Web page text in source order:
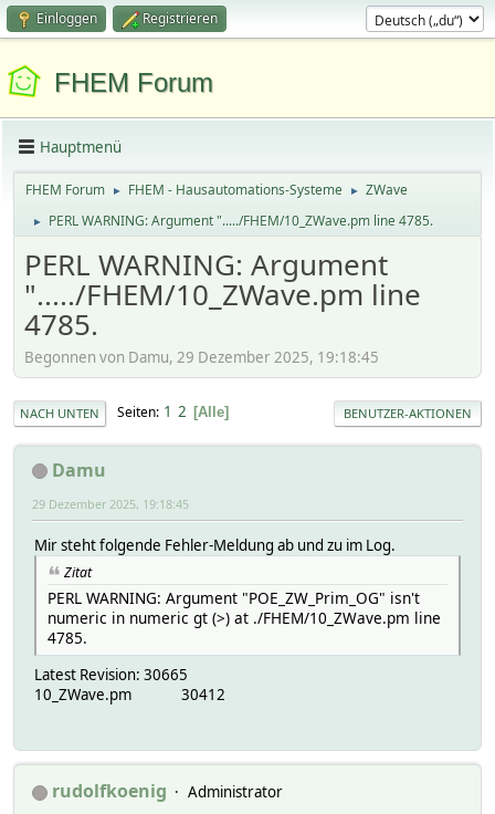
Einloggen Registrieren
FHEM Forum
Hauptmenü
FHEM Forum ► FHEM - Hausautomations-Systeme ► ZWave
► PERL WARNING: Argument "...../FHEM/10_ZWave.pm line 4785.
PERL WARNING: Argument
"...../FHEM/10_ZWave.pm line
4785.
Begonnen von Damu, 29 Dezember 2025, 19:18:45
NACH UNTEN Seiten 1 2 Alle BENUTZER-AKTIONEN
Damu
29 Dezember 2025, 19:18:45
Mir steht folgende Fehler-Meldung ab und zu im Log.
Zitat
PERL WARNING: Argument "POE_ZW_Prim_OG" isn't
numeric in numeric gt (>) at ./FHEM/10_ZWave.pm line
4785.
Latest Revision: 30665
10_ZWave.pm 30412
rudolfkoenig
Administrator